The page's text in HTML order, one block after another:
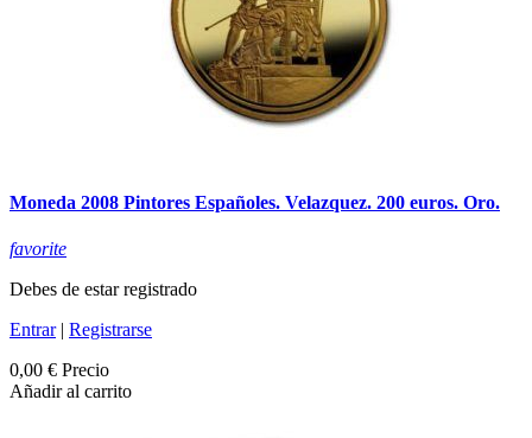
Moneda 2008 Pintores Españoles. Velazquez. 200 euros. Oro.
favorite
Debes de estar registrado
Entrar| Registrarse
0,00 € Precio
Añadir al carrito